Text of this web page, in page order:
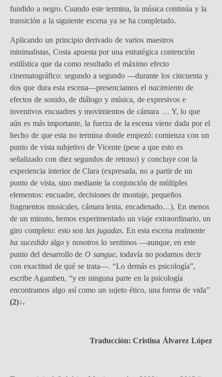
fundido a negro. Cuando este termina, la música continúa y la
transición a la siguiente escena ya se ha completado.
Aplicando un principio derivado de varios maestros
minimalistas, Costa apuesta por una estratégica contención
estilística que da como resultado el máximo efecto
cinematográfico: segundo a segundo —durante los cincuenta y
dos que dura esta escena—presenciamos el nacimientode
efectos de sonido, de diálogo y música, de expresivos e
inventivos encuadres y movimientos de cámara … Y, lo que
aún es más importante, la fuerza de la escena viene dada por el
hecho de que esta no termina donde empezó: comienza con un
punto de vista subjetivo de Vicente (pese a que esto es
señalizado con diez segundos de retraso) y concluye con la
experiencia interior de Clara (expresada, no a partir de un
punto de vista, sino mediante la conjunción de múltiples
elementos: encuadre, decisiones de montaje, pequeños
fragmentos musicales, cámara lenta, encadenado…). En menos
de un minuto, hemos experimentado un viaje extraordinario, un
giro completo: esto son las jugadas. En esta escena realmente
ha sucedidoalgo y nosotros lo sentimos —aunque, en este
punto del desarrollo deO sangue, todavía no podamos decir
con exactitud de qué se trata—. “Lo demás es psicología”,
escribe Agamben, “y en ninguna parte en la psicología
encontramos algo así como un sujeto ético, una forma de vida”
(2)↓.
Traducción: Cristina Álvarez López